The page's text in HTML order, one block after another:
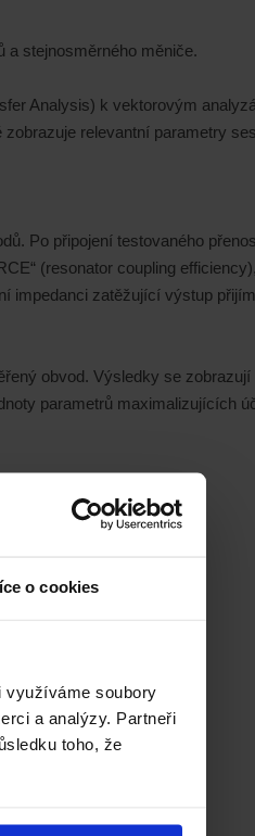
o cookies
využíváme soubory
a analýzy. Partneři
toho, že
stejnosměrného měniče.
Analysis) k vektorovým
relevantní parametry
Po připojení testovaného
(resonator coupling
impedanci zatěžující výstup
obvod. Výsledky se
parametrů maximalizujících